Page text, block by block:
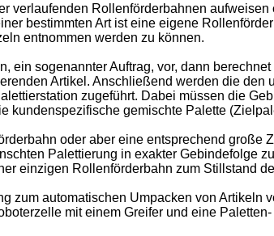
verlaufenden Rollenförderbahnen
bestimmten Art ist eine eigene
entnommen werden zu können.
ein sogenannter Auftrag, vor, dann
Artikel. Anschließend werden die
zugeführt. Dabei müssen die
kundenspezifische gemischte Palette
oder aber eine entsprechend große
Palettierung in exakter Gebindefolge
einzigen Rollenförderbahn zum Stillstand
zum automatischen Umpacken von Artikeln
mit einem Greifer und eine